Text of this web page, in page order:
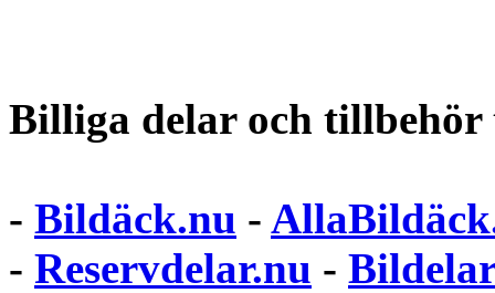
Billiga delar och
- Bildäck.nu -
- Reservdelar.nu - Bildelar